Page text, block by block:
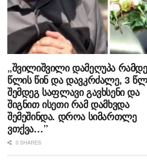
„შვილიშვილი დამეღუპა
წლის წინ და დავკრძალე, 3
შემდეგ საფლავი გავხსენი და
შიგნით ისეთი რამ დამხვდა
შემეშინდა. დროა სიმართლე
ვთქვა…”
0 SHARES